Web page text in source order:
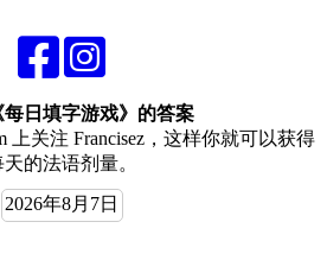
每日填字游戏》的答案
上关注 Francisez，这样你就可以获得
天的法语剂量。
2026年8月7日